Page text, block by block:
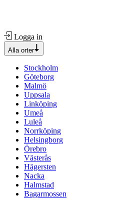
Logga in
Alla orter
Stockholm
Göteborg
Malmö
Uppsala
Linköping
Umeå
Luleå
Norrköping
Helsingborg
Örebro
Västerås
Hägersten
Nacka
Halmstad
Bagarmossen